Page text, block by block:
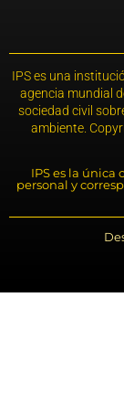
IPS es una
agencia mundial
sociedad civil
ambiente.
IPS es la
personal y